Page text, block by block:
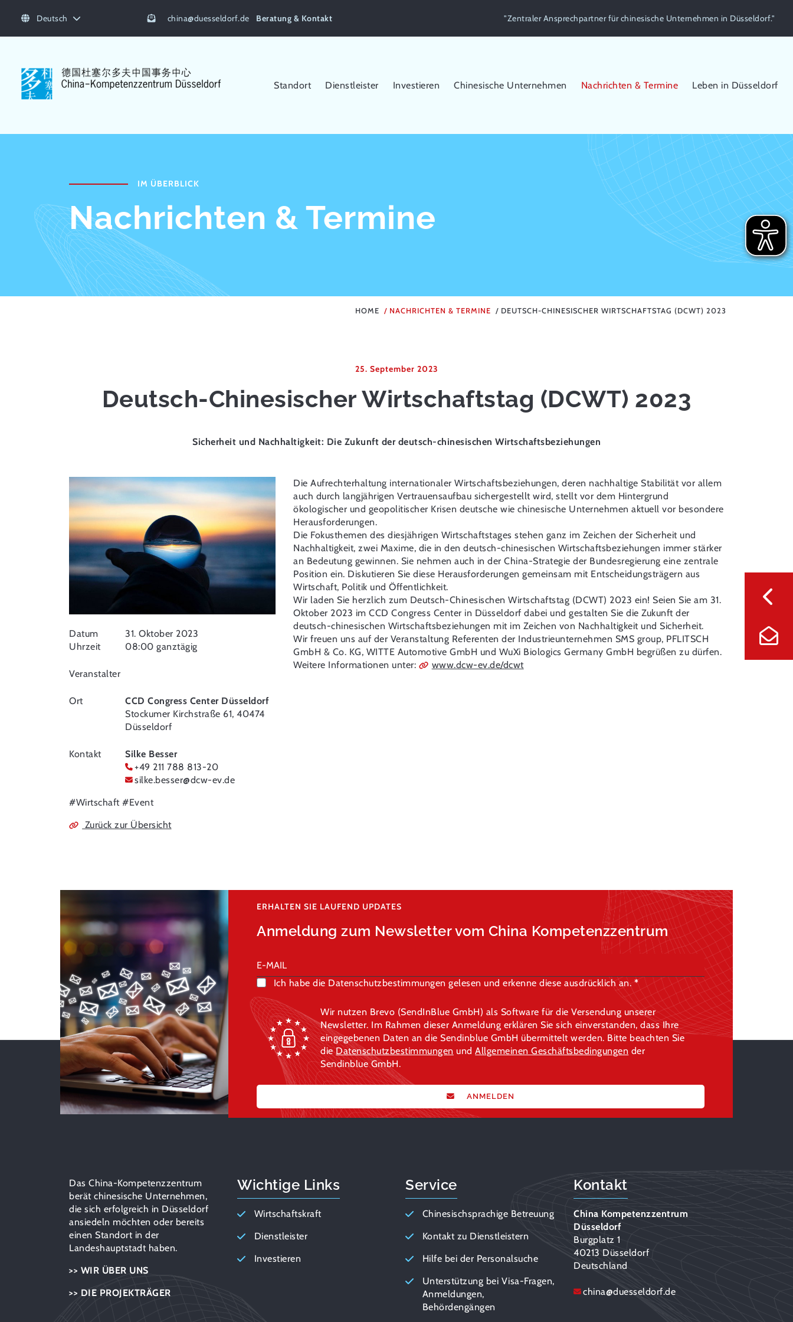
Deutsch china@duesseldorf.de Beratung & Kontakt "Zentraler Ansprechpartner für chinesische Unternehmen in Düsseldorf."
Standort Dienstleister Investieren Chinesische Unternehmen Nachrichten & Termine Leben in Düsseldorf
IM ÜBERBLICK
Nachrichten & Termine
HOME NACHRICHTEN & TERMINE DEUTSCH-CHINESISCHER WIRTSCHAFTSTAG (DCWT) 2023
25. September 2023
Deutsch-Chinesischer Wirtschaftstag (DCWT) 2023
Sicherheit und Nachhaltigkeit: Die Zukunft der deutsch-chinesischen Wirtschaftsbeziehungen
Datum
31. Oktober 2023
Uhrzeit
08:00 ganztägig
Veranstalter
Ort
CCD Congress Center Düsseldorf
Stockumer Kirchstraße 61, 40474
Düsseldorf
Kontakt
Silke Besser
+49 211 788 813-20
silke.besser@dcw-ev.de
Die Aufrechterhaltung internationaler Wirtschaftsbeziehungen, deren nachhaltige Stabilität vor allem
auch durch langjährigen Vertrauensaufbau sichergestellt wird, stellt vor dem Hintergrund
ökologischer und geopolitischer Krisen deutsche wie chinesische Unternehmen aktuell vor besondere
Herausforderungen.
Die Fokusthemen des diesjährigen Wirtschaftstages stehen ganz im Zeichen der Sicherheit und
Nachhaltigkeit, zwei Maxime, die in den deutsch-chinesischen Wirtschaftsbeziehungen immer stärker
an Bedeutung gewinnen. Sie nehmen auch in der China-Strategie der Bundesregierung eine zentrale
Position ein. Diskutieren Sie diese Herausforderungen gemeinsam mit Entscheidungsträgern aus
Wirtschaft, Politik und Öffentlichkeit.
Wir laden Sie herzlich zum Deutsch-Chinesischen Wirtschaftstag (DCWT) 2023 ein! Seien Sie am 31.
Oktober 2023 im CCD Congress Center in Düsseldorf dabei und gestalten Sie die Zukunft der
deutsch-chinesischen Wirtschaftsbeziehungen mit im Zeichen von Nachhaltigkeit und Sicherheit.
Wir freuen uns auf der Veranstaltung Referenten der Industrieunternehmen SMS group, PFLITSCH
GmbH & Co. KG, WITTE Automotive GmbH und WuXi Biologics Germany GmbH begrüßen zu dürfen.
Weitere Informationen unter:
www.dcw-ev.de/dcwt
#Wirtschaft #Event
Zurück zur Übersicht
ERHALTEN SIE LAUFEND UPDATES
Anmeldung zum Newsletter vom China Kompetenzzentrum
Ich habe die Datenschutzbestimmungen gelesen und erkenne diese ausdrücklich an.
Wir nutzen Brevo (SendInBlue GmbH) als Software für die Versendung unserer
Newsletter. Im Rahmen dieser Anmeldung erklären Sie sich einverstanden, dass Ihre
eingegebenen Daten an die Sendinblue GmbH übermittelt werden. Bitte beachten Sie
dieDatenschutzbestimmungen undAllgemeinen Geschäftsbedingungen der
Sendinblue GmbH.
ANMELDEN
Das China-Kompetenzzentrum
berät chinesische Unternehmen,
die sich erfolgreich in Düsseldorf
ansiedeln möchten oder bereits
einen Standort in der
Landeshauptstadt haben.
>> WIR ÜBER UNS
>> DIE PROJEKTRÄGER
Wichtige Links
Wirtschaftskraft
Dienstleister
Investieren
Service
Chinesischsprachige Betreuung
Kontakt zu Dienstleistern
Hilfe bei der Personalsuche
Unterstützung bei Visa-Fragen,
Anmeldungen,
Behördengängen
Kontakt
China Kompetenzzentrum
Düsseldorf
Burgplatz 1
40213 Düsseldorf
Deutschland
china@duesseldorf.de